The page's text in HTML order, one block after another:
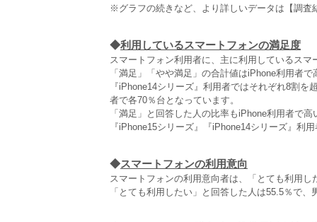
※グラフの続きなど、より詳しいデータは【調査
◆利用しているスマートフォンの満足度
スマートフォン利用者に、主に利用しているス
「満足」「やや満足」の合計値はiPhone利用者
『iPhone14シリーズ』利用者ではそれぞれ8割
者で各70％台となっています。
「満足」と回答した人の比率もiPhone利用者で
『iPhone15シリーズ』『iPhone14シリーズ』利
◆スマートフォンの利用意向
スマートフォンの利用意向者は、「とても利用
「とても利用したい」と回答した人は55.5％で